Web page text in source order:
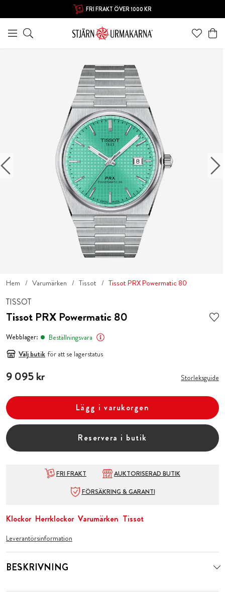
FRI FRAKT ÖVER 1000 KR
Hem Varumärken Tissot Tissot PRX Powermatic 80
TISSOT
Tissot PRX Powermatic 80
Webblager:
Beställningsvara
Välj butik för att se lagerstatus
Pris:9 095 kr
9 095 kr Storleksguide
Lägg i varukorgen
Reservera i butik
FRI FRAKT
AUKTORISERAD BUTIK
FÖRSÄKRING & GARANTI
Klockor Herrklockor Varumärken Tissot
Leverantörsinformation
BESKRIVNING